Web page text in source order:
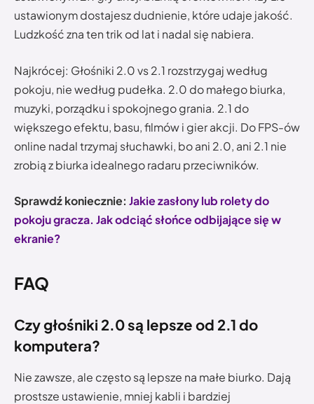
ustawionym dostajesz dudnienie, które udaje jakość.
Ludzkość zna ten trik od lat i nadal się nabiera.
Najkrócej: Głośniki 2.0 vs 2.1 rozstrzygaj według
pokoju, nie według pudełka. 2.0 do małego biurka,
muzyki, porządku i spokojnego grania. 2.1 do
większego efektu, basu, filmów i gier akcji. Do FPS-ów
online nadal trzymaj słuchawki, bo ani 2.0, ani 2.1 nie
zrobią z biurka idealnego radaru przeciwników.
Sprawdź koniecznie: Jakie zasłony lub rolety do
pokoju gracza. Jak odciąć słońce odbijające się w
ekranie?
FAQ
Czy głośniki 2.0 są lepsze od 2.1 do
komputera?
Nie zawsze, ale często są lepsze na małe biurko. Dają
prostsze ustawienie, mniej kabli i bardziej